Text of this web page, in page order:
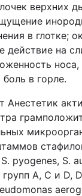
верхних
в глотке;
действие на
носа,
в горле.
Анестетик
pyogenes, S.
групп А, С и D,